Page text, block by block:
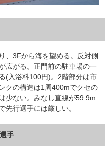
、3Fから海を望める。反対側
広がる。正門前の駐車場の一
(入浴料100円)。2階部分は市
クの構造は1周400mでクセの
少ない。みなし直線が59.9m
先行選手には厳しい。
手